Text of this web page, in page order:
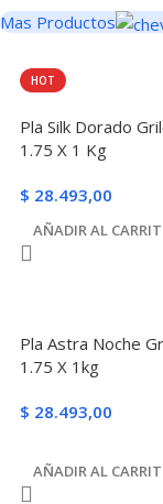
Mas Productos
HOT
Pla Silk Dorado
1.75 X 1 Kg
$ 28.493,00
AÑADIR AL
Pla Astra Noche
1.75 X 1kg
$ 28.493,00
AÑADIR AL